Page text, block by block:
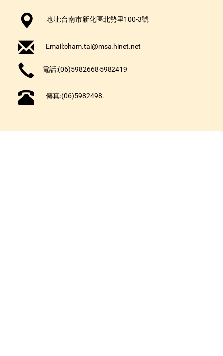
地址:台南市新化區北勢里100-3號
Email:cham.tai@msa.hinet.net
電話:(06)5982668‧5982419
傳真:(06)5982498.